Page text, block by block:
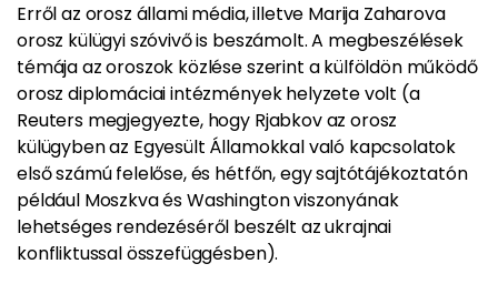
Erről az orosz állami média, illetve Marija Zaharova
orosz külügyi szóvivő is beszámolt. A megbeszélések
témája az oroszok közlése szerint a külföldön működő
orosz diplomáciai intézmények helyzete volt (a
Reuters megjegyezte, hogy Rjabkov az orosz
külügyben az Egyesült Államokkal való kapcsolatok
első számú felelőse, és hétfőn, egy sajtótájékoztatón
például Moszkva és Washington viszonyának
lehetséges rendezéséről beszélt az ukrajnai
konfliktussal összefüggésben).